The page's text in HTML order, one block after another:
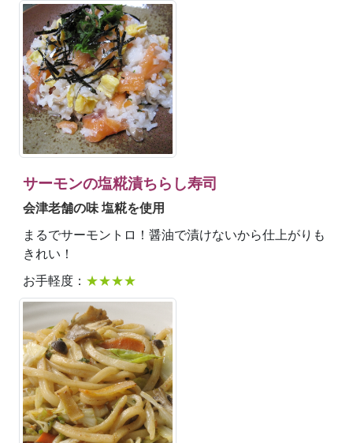
サーモンの塩糀漬ちらし寿司
会津老舗の味 塩糀を使用
まるでサーモントロ！醤油で漬けないから仕上がりも
きれい！
お手軽度： ★★★★